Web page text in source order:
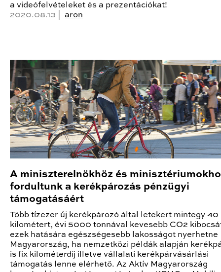
a videófelvételeket és a prezentációkat!
2020.08.13 | aron
A miniszterelnökhöz és
fordultunk a kerékpározás pénzügyi
támogatásáért
Több tízezer új kerékpározó által letekert mintegy 40
kilométert, évi 5000 tonnával kevesebb CO2
ezek hatására egészségesebb lakosságot nyerhetne
Magyarország, ha nemzetközi példák alapján
is fix kilométerdíj illetve vállalati kerékpárvásárlási
támogatás lenne elérhető. Az Aktív Magyarország